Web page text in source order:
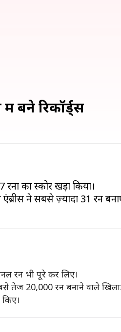
बने रिकॉर्ड्स
का स्कोर खड़ा किया।
ने सबसे ज़्यादा 31 रन
रन भी पूरे कर लिए।
तेज 20,000 रन बनाने वाले